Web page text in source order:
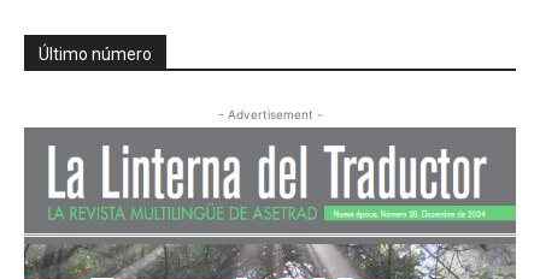
Último número
- Advertisement -